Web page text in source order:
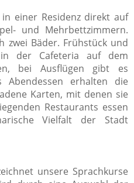
einer Residenz direkt auf
und Mehrbettzimmern.
zwei Bäder. Frühstück und
der Cafeteria auf dem
bei Ausflügen gibt es
Abendessen erhalten die
Karten, mit denen sie
Restaurants essen
Vielfalt der Stadt
unsere Sprachkurse